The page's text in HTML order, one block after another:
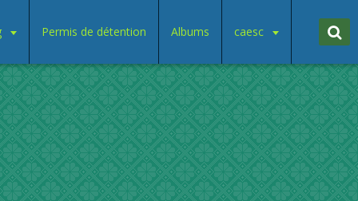
Permis de détention Albums caesc